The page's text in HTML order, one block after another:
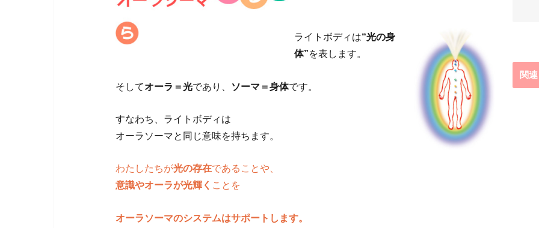
ライトボディは“光の身
体”を表します。
そしてオーラ＝光であり、 ソーマ＝身体です。
すなわち、ライトボディは
オーラソーマと同じ意味を持ちます。
わたしたちが光の存在であることや、
意識やオーラが光輝く ことを
オーラソーマのシステムはサポートします。
関